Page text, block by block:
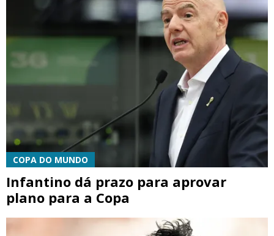
COPA DO MUNDO
Infantino dá prazo para aprovar
plano para a Copa